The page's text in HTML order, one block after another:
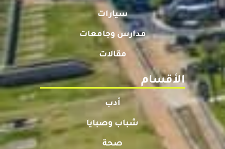
سيارات
مدارس وجامعات
مقالات
الأقسام
أدب
شباب وصبايا
صحة